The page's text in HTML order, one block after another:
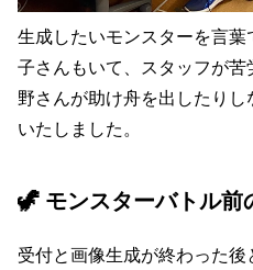
生成したいモンスターを言
子さんもいて、スタッフが
野さんが助け舟を出したり
いたしました。
🦖 モンスターバトル前
受付と画像生成が終わった後